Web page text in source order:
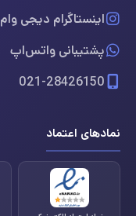
اینستاگرام دیجی وام
پشتیبانی واتس‌اپ
021-28426150
نمادهای اعتماد